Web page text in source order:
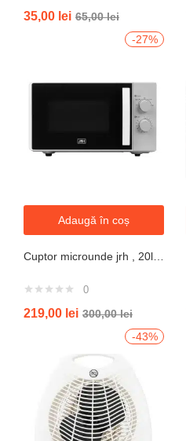
5.00din 5
35,00 lei 65,00lei
-27%
Adaugă în coș
0
219,00 lei 300,00lei
-43%